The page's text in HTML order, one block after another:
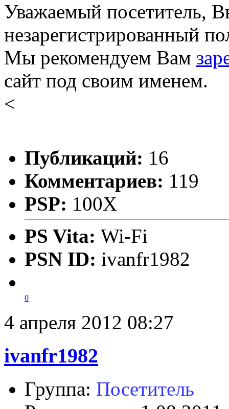
Уважаемый посетитель,
незарегистрированный
Мы рекомендуем Вам
сайт под своим именем.
<
Публикаций: 16
Комментариев: 119
PSP: 100X
PS Vita: Wi-Fi
PSN ID: ivanfr1982
0
4 апреля 2012 08:27
ivanfr1982
Группа: Посетитель